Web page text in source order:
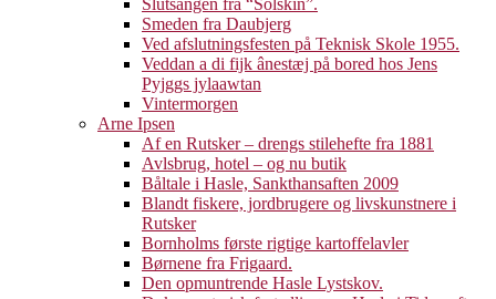
Slutsangen fra “Solskin”.
Smeden fra Daubjerg
Ved afslutningsfesten på Teknisk Skole 1955.
Veddan a di fijk ânestæj på bored hos Jens
Pyjggs jylaawtan
Vintermorgen
Arne Ipsen
Af en Rutsker – drengs stilehefte fra 1881
Avlsbrug, hotel – og nu butik
Båltale i Hasle, Sankthansaften 2009
Blandt fiskere, jordbrugere og livskunstnere i
Rutsker
Bornholms første rigtige kartoffelavler
Børnene fra Frigaard.
Den opmuntrende Hasle Lystskov.